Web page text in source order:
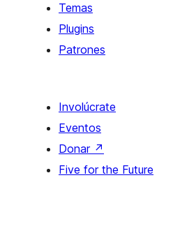
Temas
Plugins
Patrones
Involúcrate
Eventos
Donar ↗
Five for the Future